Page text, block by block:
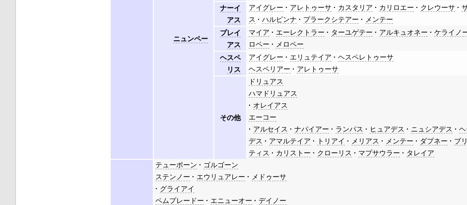
ニュンペー
ナーイ
アス
アイグレー アレトゥーサ カスタリア カリロエー クレウーサ
ス
ハルピンナ プラークシテアー
メンテー
プレイ
アス
マイア エーレクトラー ターユゲテー アルキュオネー ケライノ
ロペー
メロペー
ヘスペ
リス
アイグレー エリュテイア
ヘスペレトゥーサ
ヘスペリアー
アレトゥーサ
その他
ドリュアス
ハマドリュアス
オレイアス
エーコー
アルセイス
ナパイアー ランパス ヒュアデス ニュシアデス
デス
アマルテイア トリアイ メリアス メンテー ダプネー
ブ
ティス
カリストー クローリス マプサウラー タレイア
テューポーン
ゴルゴーン
ステンノー
エウリュアレー
メドゥーサ
グライアイ
ペムプレードー
エニューオー
デイノー